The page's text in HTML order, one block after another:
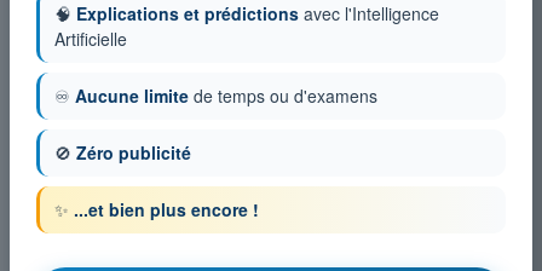
🧠 Explications et prédictions avec l'Intelligence
Artificielle
♾️ Aucune limite de temps ou d'examens
🚫 Zéro publicité
✨ ...et bien plus encore !